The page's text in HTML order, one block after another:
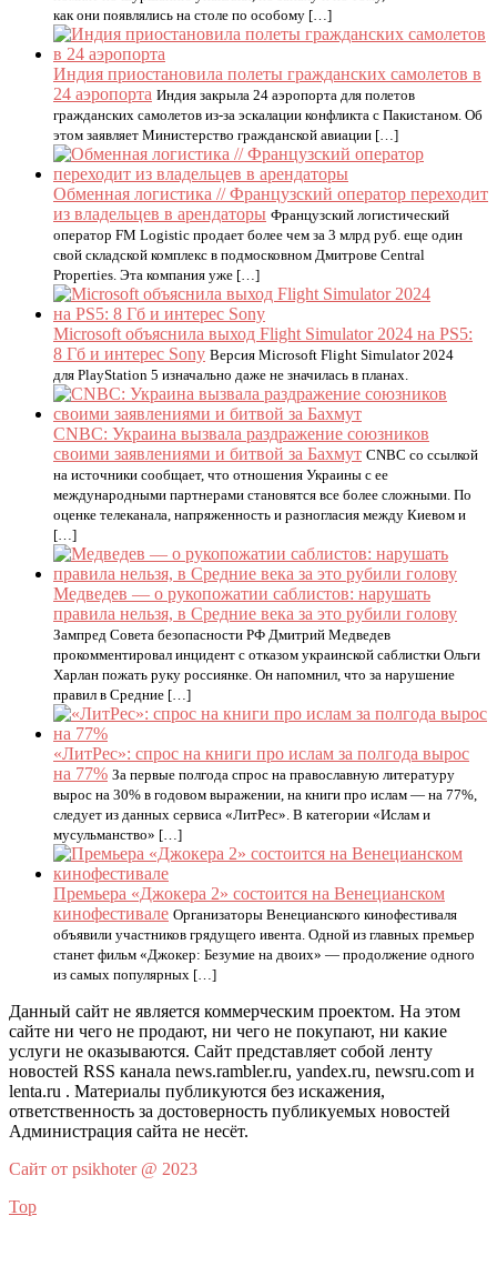
как они появлялись на столе по особому […]
Индия приостановила полеты гражданских самолетов в
24 аэропорта Индия закрыла 24 аэропорта для полетов
гражданских самолетов из-за эскалации конфликта с Пакистаном. Об
этом заявляет Министерство гражданской авиации […]
Обменная логистика // Французский оператор переходит
из владельцев в арендаторы Французский логистический
оператор FM Logistic продает более чем за 3 млрд руб. еще один
свой складской комплекс в подмосковном Дмитрове Central
Properties. Эта компания уже […]
Microsoft объяснила выход Flight Simulator 2024 на PS5:
8 Гб и интерес Sony Версия Microsoft Flight Simulator 2024
для PlayStation 5 изначально даже не значилась в планах.
CNBC: Украина вызвала раздражение союзников
своими заявлениями и битвой за Бахмут CNBC со ссылкой
на источники сообщает, что отношения Украины с ее
международными партнерами становятся все более сложными. По
оценке телеканала, напряженность и разногласия между Киевом и
[…]
Медведев — о рукопожатии саблистов: нарушать
правила нельзя, в Средние века за это рубили голову
Зампред Совета безопасности РФ Дмитрий Медведев
прокомментировал инцидент с отказом украинской саблистки Ольги
Харлан пожать руку россиянке. Он напомнил, что за нарушение
правил в Средние […]
«ЛитРес»: спрос на книги про ислам за полгода вырос
на 77% За первые полгода спрос на православную литературу
вырос на 30% в годовом выражении, на книги про ислам — на 77%,
следует из данных сервиса «ЛитРес». В категории «Ислам и
мусульманство» […]
Премьера «Джокера 2» состоится на Венецианском
кинофестивале Организаторы Венецианского кинофестиваля
объявили участников грядущего ивента. Одной из главных премьер
станет фильм «Джокер: Безумие на двоих» — продолжение одного
из самых популярных […]
Данный сайт не является коммерческим проектом. На этом
сайте ни чего не продают, ни чего не покупают, ни какие
услуги не оказываются. Сайт представляет собой ленту
новостей RSS канала news.rambler.ru, yandex.ru, newsru.com и
lenta.ru . Материалы публикуются без искажения,
ответственность за достоверность публикуемых новостей
Администрация сайта не несёт.
Сайт от psikhoter @ 2023
Top